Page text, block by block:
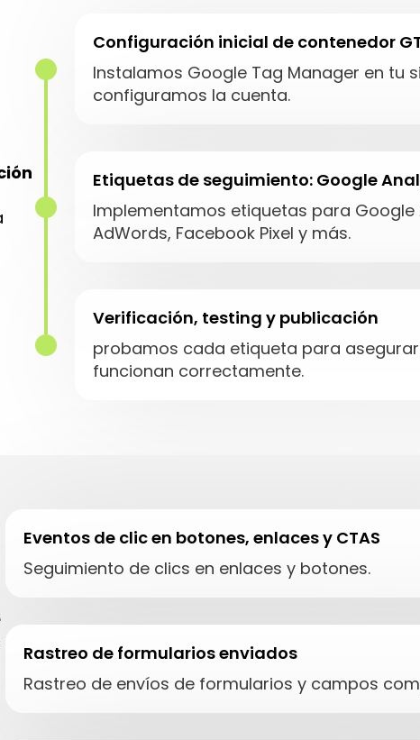
Configuración inicial de contenedor
Instalamos Google Tag Manager en tu
configuramos la cuenta.
Etiquetas de seguimiento: Google
Implementamos etiquetas para Google
AdWords, Facebook Pixel y más.
Verificación, testing y publicación
probamos cada etiqueta para
funcionan correctamente.
Eventos de clic en botones, enlaces y CTAS
Seguimiento de clics en enlaces y botones.
Rastreo de formularios enviados
Rastreo de envíos de formularios y campos